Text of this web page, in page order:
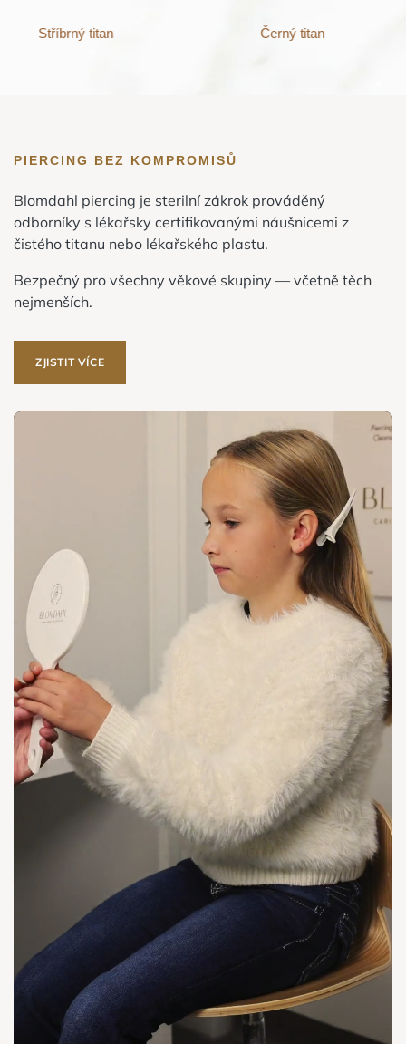
Stříbrný titan Černý titan
PIERCING BEZ KOMPROMISŮ
Blomdahl piercing je sterilní zákrok prováděný
odborníky s lékařsky certifikovanými náušnicemi z
čistého titanu nebo lékařského plastu.
Bezpečný pro všechny věkové skupiny — včetně těch
nejmenších.
ZJISTIT VÍCE